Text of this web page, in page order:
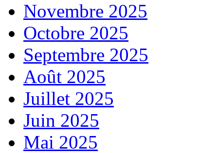
Novembre 2025
Octobre 2025
Septembre 2025
Août 2025
Juillet 2025
Juin 2025
Mai 2025